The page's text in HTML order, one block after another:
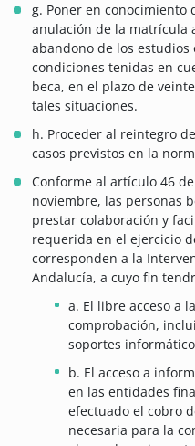
g. Poner en conocimiento
anulación de la matrícula
abandono de los
condiciones tenidas en
beca, en el plazo de
tales situaciones.
h. Proceder al reintegro
casos previstos en la
Conforme al artículo 46
noviembre, las personas
prestar colaboración y
requerida en el ejercicio
corresponden a la
Andalucía, a cuyo fin
a. El libre acceso a
comprobación,
soportes
b. El acceso a
en las entidades
efectuado el cobro
necesaria para la